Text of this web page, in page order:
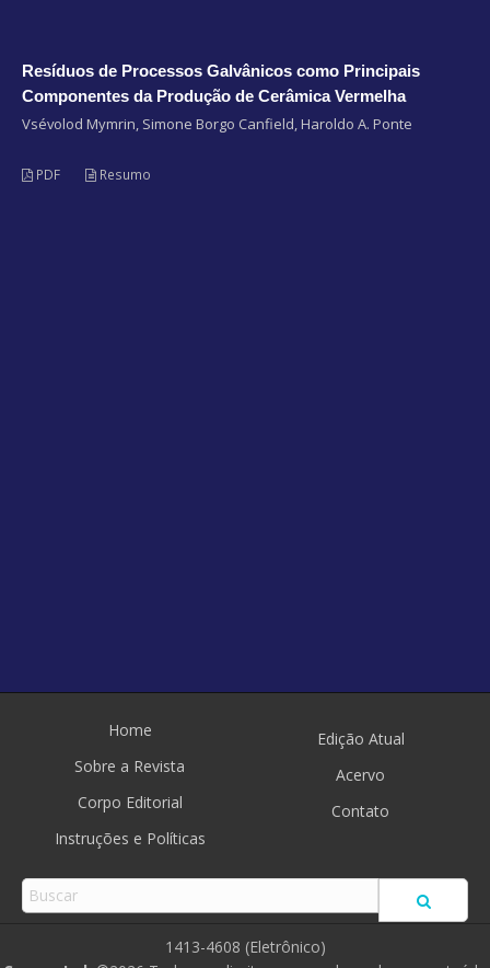
Resíduos de Processos Galvânicos como Principais
Componentes da Produção de Cerâmica Vermelha
Vsévolod Mymrin, Simone Borgo Canfield, Haroldo A. Ponte
PDF Resumo
Home
Sobre a Revista
Corpo Editorial
Instruções e Políticas
Edição Atual
Acervo
Contato
1413-4608 (Eletrônico)